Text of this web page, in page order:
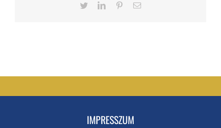
TwitterLinkedInPinterestEmail
IMPRESSZUM